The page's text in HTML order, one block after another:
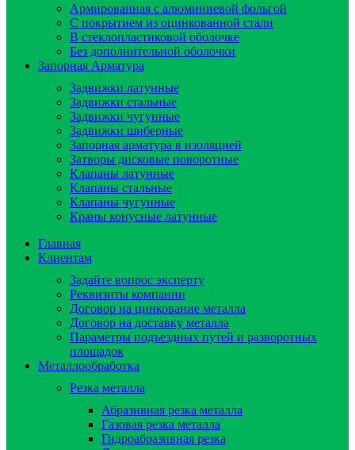
Армированная с алюминиевой фольгой
C покрытием из оцинкованной стали
В стеклопластиковой оболочке
Без дополнительной оболочки
Запорная Арматура
Задвижки латунные
Задвижки стальные
Задвижки чугунные
Задвижки шиберные
Запорная арматура в изоляцией
Затворы дисковые поворотные
Клапаны латунные
Клапаны стальные
Клапаны чугунные
Краны конусные латунные
Главная
Клиентам
Задайте вопрос эксперту
Реквизиты компании
Договор на цинкование металла
Договор на доставку металла
Параметры подъездных путей и разворотных
площадок
Металлообработка
Резка металла
Абразивная резка металла
Газовая резка металла
Гидроaбразивная резка